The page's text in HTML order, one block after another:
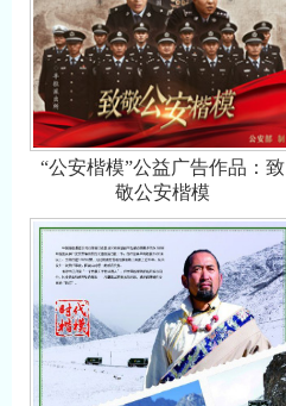
“公安楷模”公益广告作品：致
敬公安楷模